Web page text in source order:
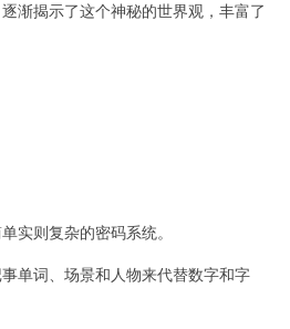
揭示了这个神秘的世界观，丰富了
则复杂的密码系统。
词、场景和人物来代替数字和字